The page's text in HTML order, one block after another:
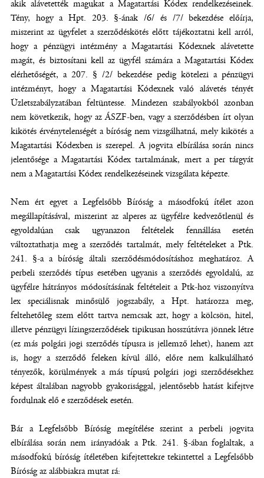
akik alávetették magukat a Magatartási Kódex rendelkezéseinek.
Tény, hogy a Hpt. 203. §-ának /6/ és /7/ bekezdése előírja,
miszerint az ügyfelet a szerződéskötés előtt tájékoztatni kell arról,
hogy a pénzügyi intézmény a Magatartási Kódexnek alávetette
magát, és biztosítani kell az ügyfél számára a Magatartási Kódex
elérhetőségét, a 207. § /2/ bekezdése pedig kötelezi a pénzügyi
intézményt, hogy a Magatartási Kódexnek való alávetés tényét
Üzletszabályzatában feltüntesse. Mindezen szabályokból azonban
nem következik, hogy az ÁSZF-ben, vagy a szerződésben írt olyan
kikötés érvénytelenségét a bíróság nem vizsgálhatná, mely kikötés a
Magatartási Kódexben is szerepel. A jogvita elbírálása során nincs
jelentősége a Magatartási Kódex tartalmának, mert a per tárgyát
nem a Magatartási Kódex rendelkezéseinek vizsgálata képezte.
Nem ért egyet a Legfelsőbb Bíróság a másodfokú ítélet azon
megállapításával, miszerint az alperes az ügyfélre kedvezőtlenül és
egyoldalúan csak ugyanazon feltételek fennállása esetén
változtathatja meg a szerződés tartalmát, mely feltételeket a Ptk.
241. §-a a bíróság általi szerződésmódosításhoz meghatároz. A
perbeli szerződés típus esetében ugyanis a szerződés egyoldalú, az
ügyfélre hátrányos módosításának feltételeit a Ptk-hoz viszonyítva
lex speciálisnak minősülő jogszabály, a Hpt. határozza meg,
feltehetőleg szem előtt tartva nemcsak azt, hogy a kölcsön, hitel,
illetve pénzügyi lízingszerződések tipikusan hosszútávra jönnek létre
(ez más polgári jogi szerződés típusra is jellemző lehet), hanem azt
is, hogy a szerződő feleken kívül álló, előre nem kalkulálható
tényezők, körülmények a más típusú polgári jogi szerződésekhez
képest általában nagyobb gyakorisággal, jelentősebb hatást kifejtve
fordulnak elő e szerződések esetén.
Bár a Legfelsőbb Bíróság megítélése szerint a perbeli jogvita
elbírálása során nem irányadóak a Ptk. 241. §-ában foglaltak, a
másodfokú bíróság ítéletében kifejtettekre tekintettel a Legfelsőbb
Bíróság az alábbiakra mutat rá: